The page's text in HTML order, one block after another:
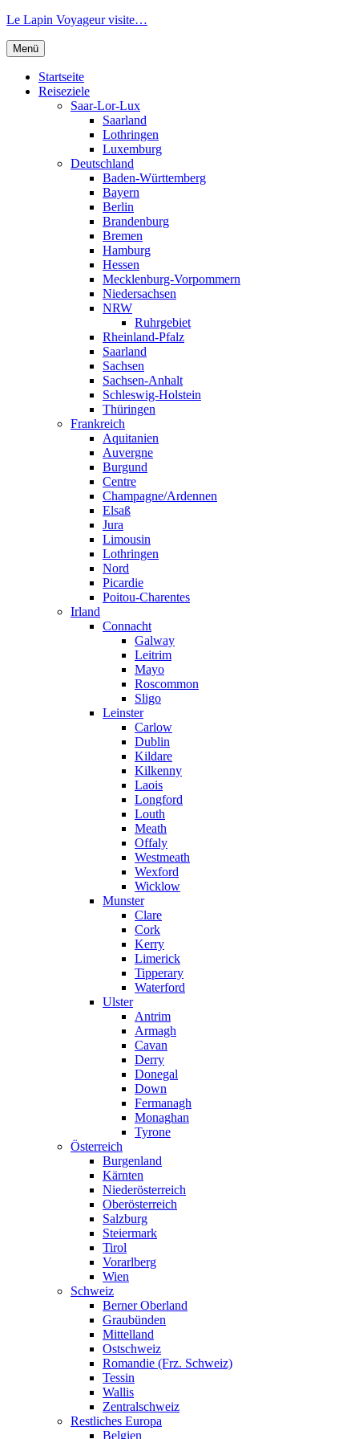
Zum
springen
Le Lapin Voyageur visite…
Menü
Startseite
Reiseziele
Saar-Lor-Lux
Saarland
Lothringen
Luxemburg
Deutschland
Baden-Württemberg
Bayern
Berlin
Brandenburg
Bremen
Hamburg
Hessen
Mecklenburg-Vorpommern
Niedersachsen
NRW
Ruhrgebiet
Rheinland-Pfalz
Saarland
Sachsen
Sachsen-Anhalt
Schleswig-Holstein
Thüringen
Frankreich
Aquitanien
Auvergne
Burgund
Centre
Champagne/Ardennen
Elsaß
Jura
Limousin
Lothringen
Nord
Picardie
Poitou-Charentes
Irland
Connacht
Galway
Leitrim
Mayo
Roscommon
Sligo
Leinster
Carlow
Dublin
Kildare
Kilkenny
Laois
Longford
Louth
Meath
Offaly
Westmeath
Wexford
Wicklow
Munster
Clare
Cork
Kerry
Limerick
Tipperary
Waterford
Ulster
Antrim
Armagh
Cavan
Derry
Donegal
Down
Fermanagh
Monaghan
Tyrone
Österreich
Burgenland
Kärnten
Niederösterreich
Oberösterreich
Salzburg
Steiermark
Tirol
Vorarlberg
Wien
Schweiz
Berner Oberland
Graubünden
Mittelland
Ostschweiz
Romandie (Frz. Schweiz)
Tessin
Wallis
Zentralschweiz
Restliches Europa
Belgien